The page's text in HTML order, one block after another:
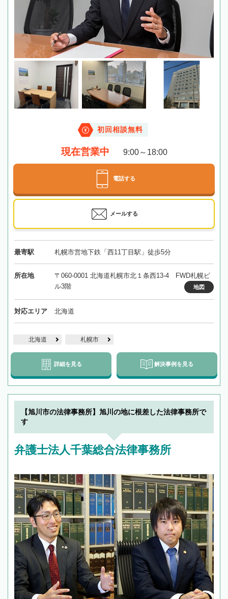
初回相談無料
現在営業中 9:00～18:00
電話する
メールする
最寄駅 札幌市営地下鉄「西11丁目駅」徒歩5分
所在地
〒060-0001 北海道札幌市北１条西13-4 FWD札幌ビ
ル3階
地図
対応エリア 北海道
北海道 札幌市
詳細を見る 解決事例を見る
【旭川市の法律事務所】旭川の地に根差した法律事務所で
す
弁護士法人千葉総合法律事務所